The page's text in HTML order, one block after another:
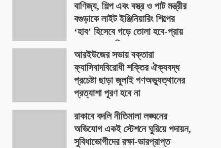
বাণিজ্য, শিল্প এবং বস্ত্র ও পাট মন্ত্রীর
বগুড়াকে লাইট ইঞ্জিনিয়ারিং শিল্পের
‘হাব’ হিসেবে গড়ে তোলা হবে-প্রায়
৪০০ একর জমিতে
August 9, 2026
আরইউজের সভায় বক্তারা
ফ্যাসিবাদবিরোধী শক্তির ঐক্যবদ্ধ
প্রচেষ্টা ছাড়া জুলাই গণঅভ্যুত্থানের
প্রত্যাশা পূরণ হবে না
রাকাবে বদলি নীতিমালা লঙ্ঘনের
অভিযোগ একই স্টেশনে ঘুরিয়ে পদায়ন,
সুবিধাভোগীদের রক্ষা-ভারপ্রাপ্ত